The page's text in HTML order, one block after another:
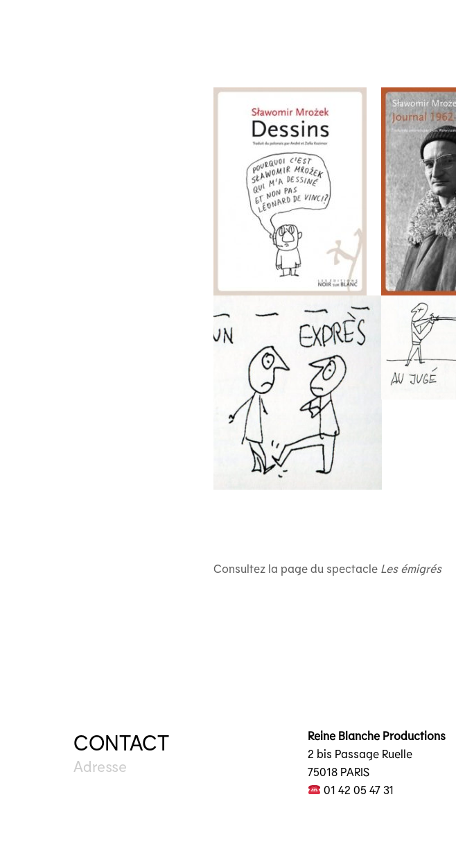
Consultez la page du spectacle Les émigrés
CONTACT
Adresse
Reine Blanche Productions
2 bis Passage Ruelle
75018 PARIS
01 42 05 47 31